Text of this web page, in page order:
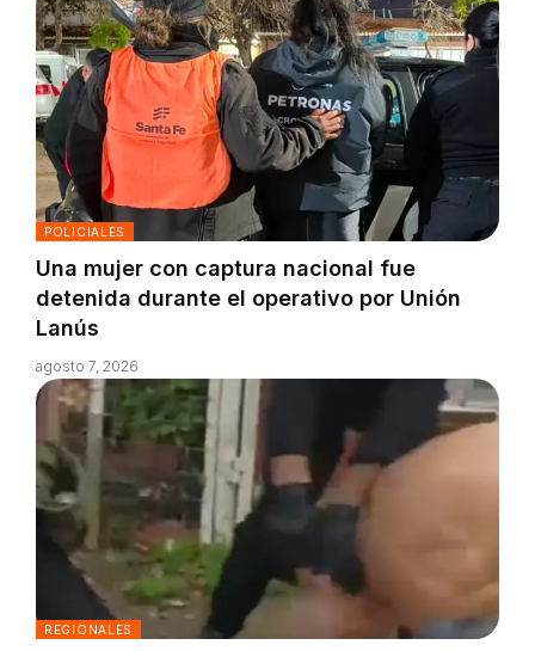
POLICIALES
Una mujer con captura nacional fue
detenida durante el operativo por Unión
Lanús
agosto 7, 2026
REGIONALES